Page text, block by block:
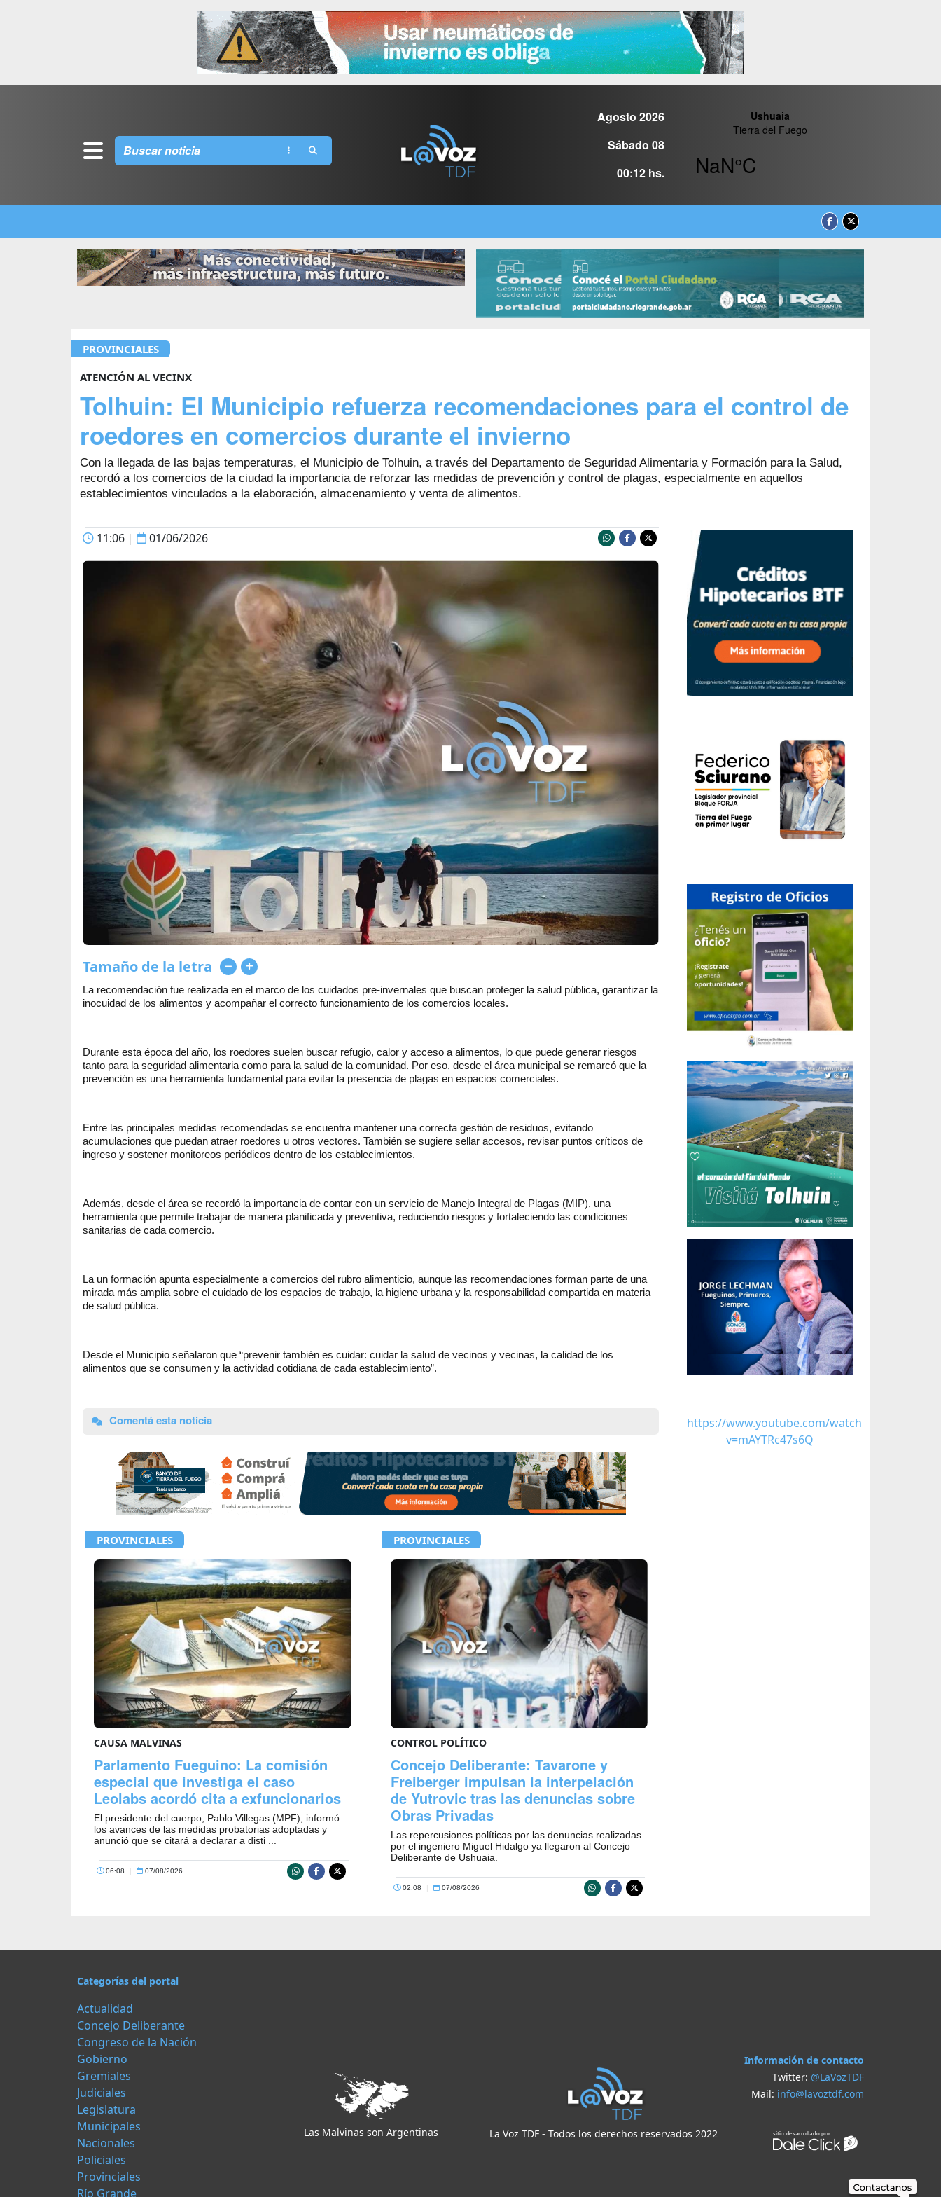
Agosto 2026
Sábado 08
00:12 hs.
PROVINCIALES
ATENCIÓN AL VECINX
Tolhuin: El Municipio refuerza recomendaciones para el control de
roedores en comercios durante el invierno
Con la llegada de las bajas temperaturas, el Municipio de Tolhuin, a través del Departamento de Seguridad Alimentaria y Formación para la Salud,
recordó a los comercios de la ciudad la importancia de reforzar las medidas de prevención y control de plagas, especialmente en aquellos
establecimientos vinculados a la elaboración, almacenamiento y venta de alimentos.
11:06 | 01/06/2026
Tamaño de la letra
La recomendación fue realizada en el marco de los cuidados pre-invernales que buscan proteger la salud pública, garantizar la
inocuidad de los alimentos y acompañar el correcto funcionamiento de los comercios locales.
Durante esta época del año, los roedores suelen buscar refugio, calor y acceso a alimentos, lo que puede generar riesgos
tanto para la seguridad alimentaria como para la salud de la comunidad. Por eso, desde el área municipal se remarcó que la
prevención es una herramienta fundamental para evitar la presencia de plagas en espacios comerciales.
Entre las principales medidas recomendadas se encuentra mantener una correcta gestión de residuos, evitando
acumulaciones que puedan atraer roedores u otros vectores. También se sugiere sellar accesos, revisar puntos críticos de
ingreso y sostener monitoreos periódicos dentro de los establecimientos.
Además, desde el área se recordó la importancia de contar con un servicio de Manejo Integral de Plagas (MIP), una
herramienta que permite trabajar de manera planificada y preventiva, reduciendo riesgos y fortaleciendo las condiciones
sanitarias de cada comercio.
La un formación apunta especialmente a comercios del rubro alimenticio, aunque las recomendaciones forman parte de una
mirada más amplia sobre el cuidado de los espacios de trabajo, la higiene urbana y la responsabilidad compartida en materia
de salud pública.
Desde el Municipio señalaron que “prevenir también es cuidar: cuidar la salud de vecinos y vecinas, la calidad de los
alimentos que se consumen y la actividad cotidiana de cada establecimiento”.
Comentá esta noticia
PROVINCIALES
CAUSA MALVINAS
Parlamento Fueguino: La comisión
especial que investiga el caso
Leolabs acordó cita a exfuncionarios
El presidente del cuerpo, Pablo Villegas (MPF), informó
los avances de las medidas probatorias adoptadas y
anunció que se citará a declarar a disti ...
06:08 | 07/08/2026
PROVINCIALES
CONTROL POLÍTICO
Concejo Deliberante: Tavarone y
Freiberger impulsan la interpelación
de Yutrovic tras las denuncias sobre
Obras Privadas
Las repercusiones políticas por las denuncias realizadas
por el ingeniero Miguel Hidalgo ya llegaron al Concejo
Deliberante de Ushuaia.
02:08 | 07/08/2026
https://www.youtube.com/watch?
v=mAYTRc47s6Q
Categorías del portal
Actualidad
Concejo Deliberante
Congreso de la Nación
Gobierno
Gremiales
Judiciales
Legislatura
Municipales
Nacionales
Policiales
Provinciales
Río Grande
Las Malvinas son Argentinas La Voz TDF - Todos los derechos reservados 2022
Información de contacto
Twitter: @LaVozTDF
Mail: info@lavoztdf.com